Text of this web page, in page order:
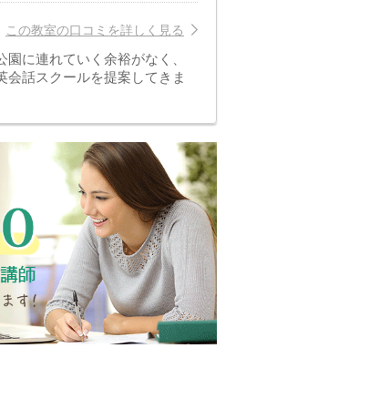
この教室の口コミを詳しく見る
に連れていく余裕がなく、
会話スクールを提案してきま